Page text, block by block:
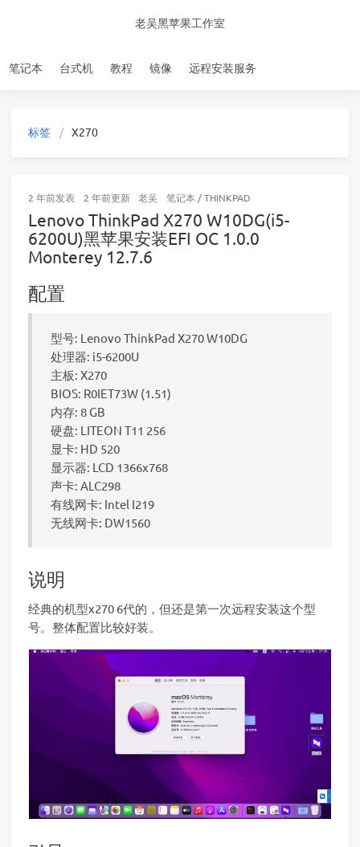
老吴黑苹果工作室
笔记本 台式机 教程 镜像 远程安装服务
标签 X270
2 年前发表 2 年前更新 老吴 笔记本/THINKPAD
Lenovo ThinkPad X270 W10DG(i5-
6200U)黑苹果安装EFI OC 1.0.0
Monterey 12.7.6
配置
型号: Lenovo ThinkPad X270 W10DG
处理器: i5-6200U
主板: X270
BIOS: R0IET73W (1.51)
内存: 8 GB
硬盘: LITEON T11 256
显卡: HD 520
显示器: LCD 1366x768
声卡: ALC298
有线网卡: Intel I219
无线网卡: DW1560
说明
经典的机型x270 6代的，但还是第一次远程安装这个型
号。整体配置比较好装。